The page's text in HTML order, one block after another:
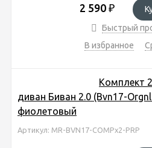
2 590 ₽
Быстрый
В избранное
Комплект
диван Биван 2.0 (Bvn17-
фиолетовый
Артикул: MR-BVN17-COMPx2-PRP